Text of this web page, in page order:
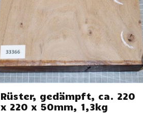
Rüster, gedämpft, ca. 220
x 220 x 50mm, 1,3kg